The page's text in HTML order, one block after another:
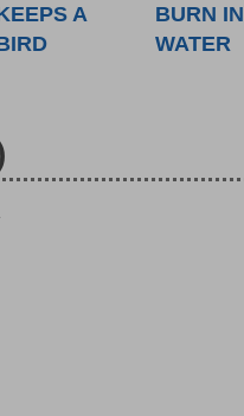
A
BURN IN
WATER